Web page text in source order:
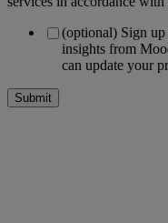
(optional) Sign up
insights from
can update your